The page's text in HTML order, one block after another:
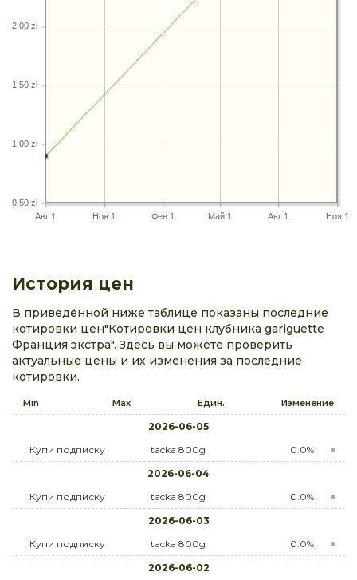
Авг 1 Ноя 1 Фев 1 Май 1 Авг 1 Ноя 1
0.50 zł
1.00 zł
1.50 zł
2.00 zł
История цен
В приведённой ниже таблице показаны последние
котировки цен"Котировки цен клубника gariguette
Франция экстра". Здесь вы можете проверить
актуальные цены и их изменения за последние
котировки.
Min Max Един. Изменение
2026-06-05
Купи подписку
tacka 800g
0.0%
2026-06-04
Купи подписку
tacka 800g
0.0%
2026-06-03
Купи подписку
tacka 800g
0.0%
2026-06-02